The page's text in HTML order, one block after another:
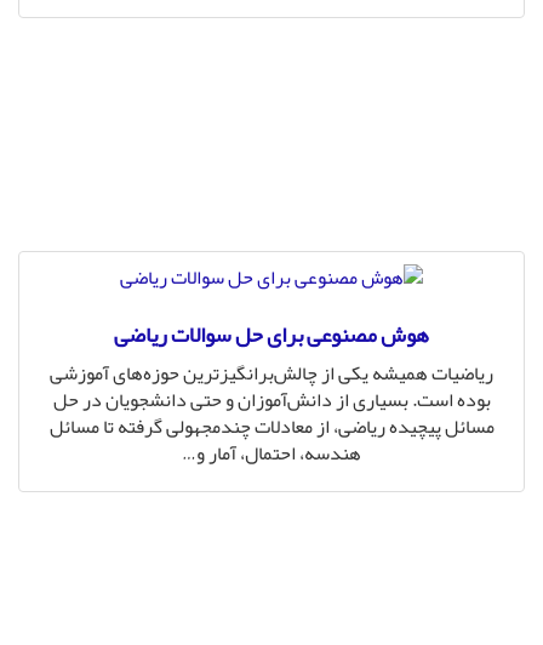
هوش مصنوعی برای حل سوالات ریاضی
ریاضیات همیشه یکی از چالش‌برانگیزترین حوزه‌های آموزشی
بوده است. بسیاری از دانش‌آموزان و حتی دانشجویان در حل
مسائل پیچیده ریاضی، از معادلات چندمجهولی گرفته تا مسائل
هندسه، احتمال، آمار و…